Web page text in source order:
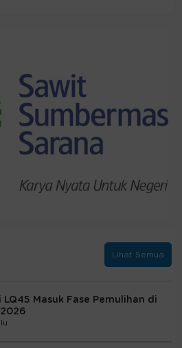
Lihat Semua
LQ45 Masuk Fase Pemulihan di